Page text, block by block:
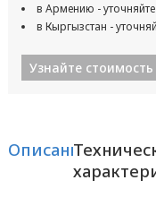
в Армению -
в Кыргызстан -
Узнайте
Описание